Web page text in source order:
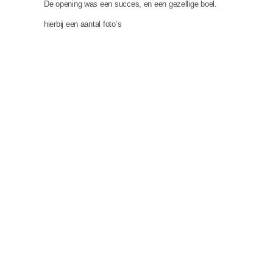
De opening was een succes, en een gezellige boel.
hierbij een aantal foto’s